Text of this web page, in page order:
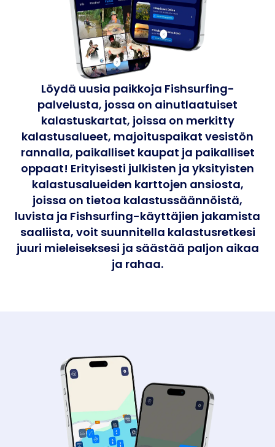
Löydä uusia paikkoja Fishsurfing-
palvelusta, jossa on ainutlaatuiset
kalastuskartat, joissa on merkitty
kalastusalueet, majoituspaikat vesistön
rannalla, paikalliset kaupat ja paikalliset
oppaat! Erityisesti julkisten ja yksityisten
kalastusalueiden karttojen ansiosta,
joissa on tietoa kalastussäännöistä,
luvista ja Fishsurfing-käyttäjien jakamista
saaliista, voit suunnitella kalastusretkesi
juuri mieleiseksesi ja säästää paljon aikaa
ja rahaa.